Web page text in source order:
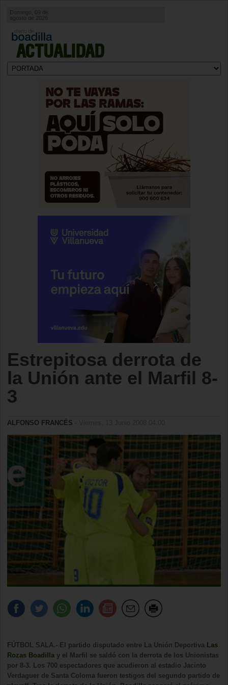
ACTUALIDAD
Domingo, 09 de
agosto de 2026
Estrepitosa derrota de
la Unión ante el Marfil 8-
3
ALFONSO FRANCÉS
FÚTBOL SALA.- El partido disputado entre La Unión Deportiva Las
Rozas Boadilla y el Marfil se saldó con la derrota de los Unionistas
por 8-3. Los 700 espectadores que acudieron al estadio Jacinto
Verdaguer de Santa Coloma fueron testigos del segundo partido de